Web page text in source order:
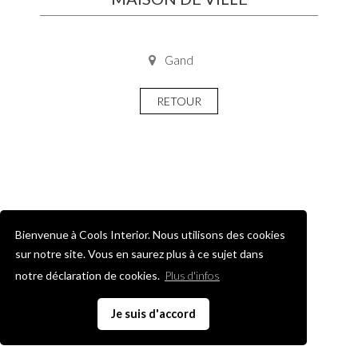
Bienvenue à Cools Interior. Nous utilisons des cookies
sur notre site. Vous en saurez plus à ce sujet dans
notre déclaration de cookies. Plus d'infos
Je suis d'accord
Gand
RETOUR